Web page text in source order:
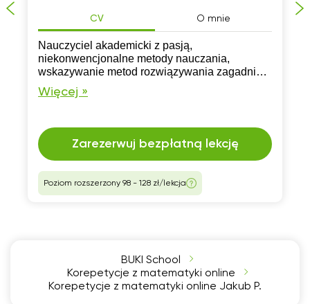
CV O mnie
Nauczyciel akademicki z pasją,
niekonwencjonalne metody nauczania,
wskazywanie metod rozwiązywania zagadnień
i problemów matematycznych, a nie
wymaganie posługiwania się wzorami.
Więcej »
Zarezerwuj bezpłatną lekcję
Poziom rozszerzony 98 - 128 zł/lekcja
BUKI School
Korepetycje z matematyki online
Korepetycje z matematyki online Jakub P.